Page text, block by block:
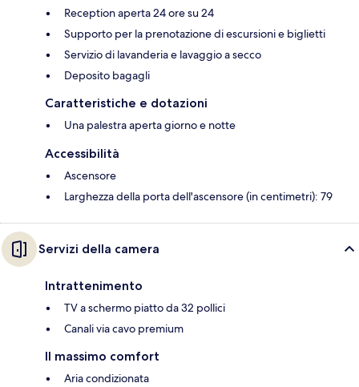
Reception aperta 24 ore su 24
Supporto per la prenotazione di escursioni e biglietti
Servizio di lavanderia e lavaggio a secco
Deposito bagagli
Caratteristiche e dotazioni
Una palestra aperta giorno e notte
Accessibilità
Ascensore
Larghezza della porta dell'ascensore (in centimetri): 79
Servizi della camera
Intrattenimento
TV a schermo piatto da 32 pollici
Canali via cavo premium
Il massimo comfort
Aria condizionata